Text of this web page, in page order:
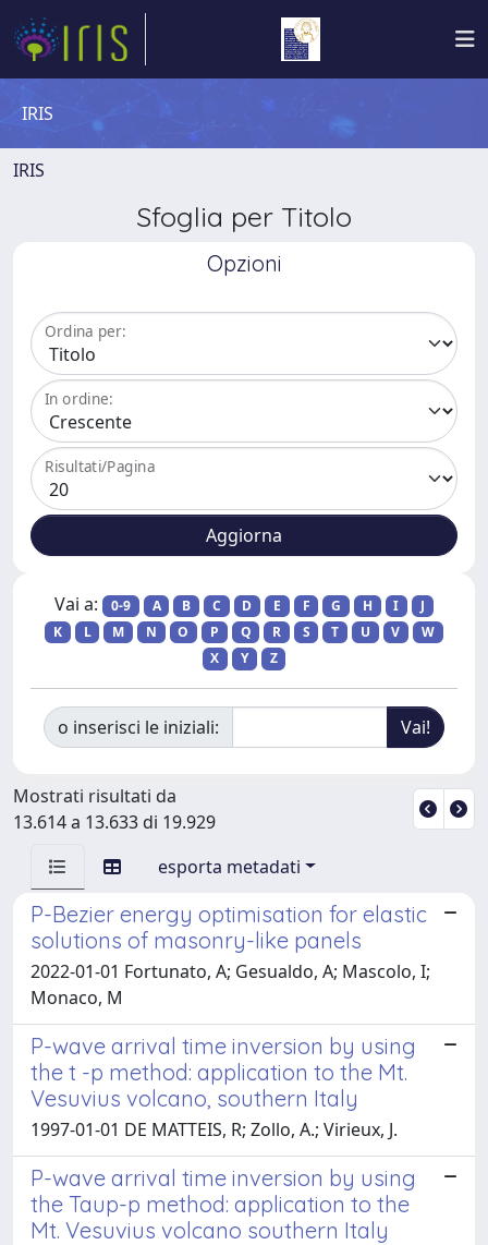
IRIS
IRIS
Sfoglia per Titolo
Opzioni
Ordina per:
In ordine:
Risultati/Pagina
Vai a: 0-9 A B C D E F G H I
J
K
L M N O P Q R S T U V
W
X
Y Z
o inserisci le iniziali:
Mostrati risultati da
13.614 a 13.633 di 19.929
esporta metadati
P-Bezier energy optimisation for elastic
solutions of masonry-like panels
2022-01-01 Fortunato, A; Gesualdo, A; Mascolo, I;
Monaco, M
P-wave arrival time inversion by using
the t -p method: application to the Mt.
Vesuvius volcano, southern Italy
1997-01-01 DE MATTEIS, R; Zollo, A.; Virieux, J.
P-wave arrival time inversion by using
the Taup-p method: application to the
Mt. Vesuvius volcano southern Italy